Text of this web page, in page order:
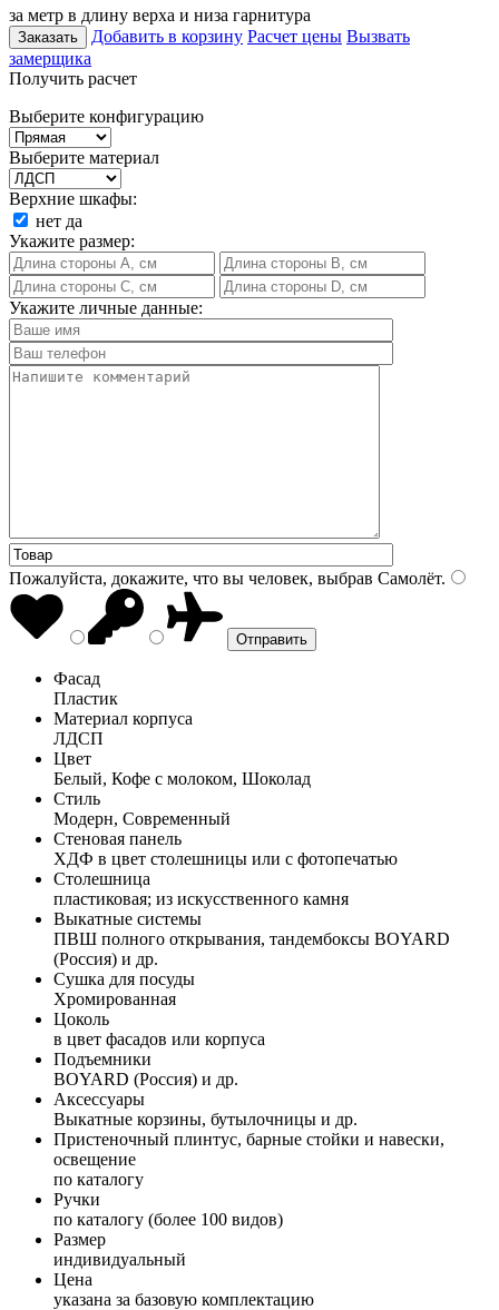
за метр в длину верха и низа гарнитура
Заказать Добавить в корзину Расчет цены Вызвать
замерщика
Получить расчет
Выберите конфигурацию
Выберите материал
Верхние шкафы:
нет да
Укажите размер:
Укажите личные данные:
Пожалуйста, докажите, что вы человек, выбрав Самолёт.
Фасад
Пластик
Материал корпуса
ЛДСП
Цвет
Белый, Кофе с молоком, Шоколад
Стиль
Модерн, Современный
Стеновая панель
ХДФ в цвет столешницы или с фотопечатью
Столешница
пластиковая; из искусственного камня
Выкатные системы
ПВШ полного открывания, тандембоксы BOYARD
(Россия) и др.
Сушка для посуды
Хромированная
Цоколь
в цвет фасадов или корпуса
Подъемники
BOYARD (Россия) и др.
Аксессуары
Выкатные корзины, бутылочницы и др.
Пристеночный плинтус, барные стойки и навески,
освещение
по каталогу
Ручки
по каталогу (более 100 видов)
Размер
индивидуальный
Цена
указана за базовую комплектацию